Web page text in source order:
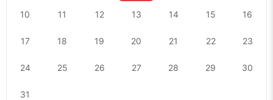
10 11 12 13 14 15 16
17 18 19 20 21 22 23
24 25 26 27 28 29 30
31